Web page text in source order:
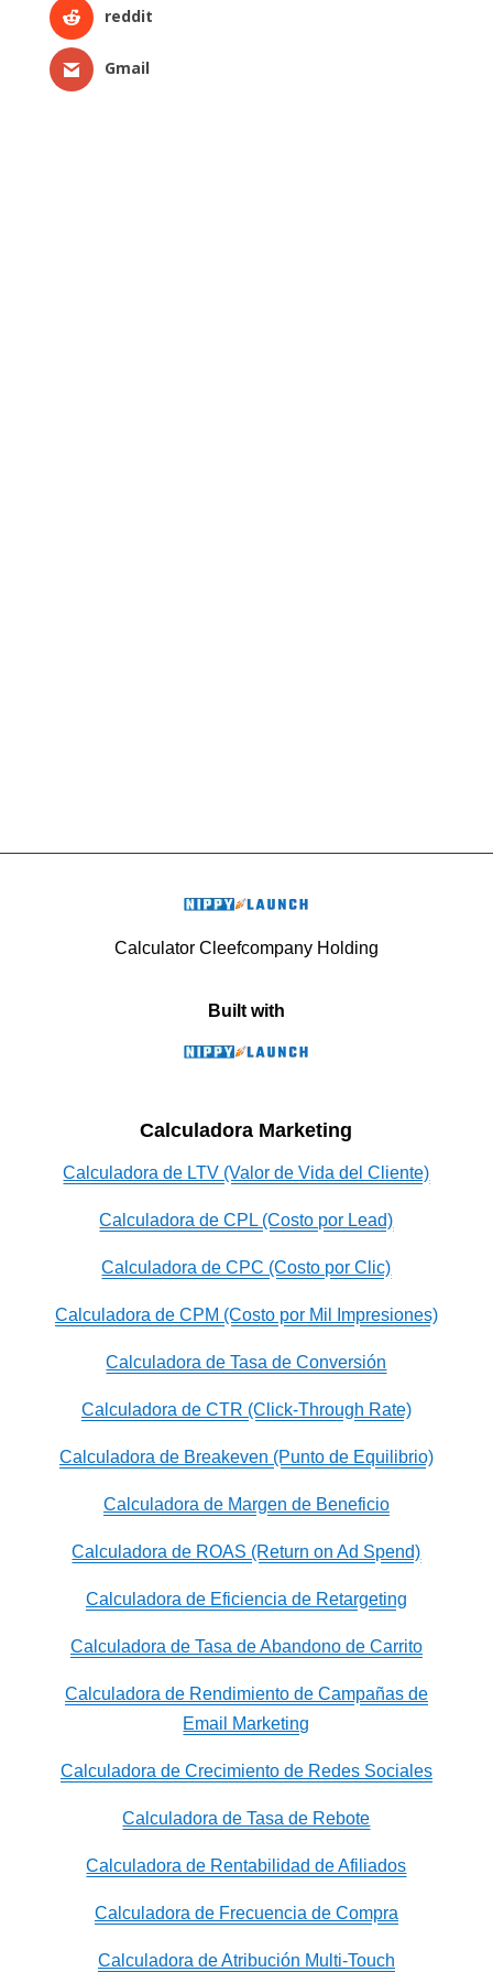
reddit
Gmail
Calculator Cleefcompany Holding
Built with
Calculadora Marketing
Calculadora de LTV (Valor de Vida del Cliente)
Calculadora de CPL (Costo por Lead)
Calculadora de CPC (Costo por Clic)
Calculadora de CPM (Costo por Mil Impresiones)
Calculadora de Tasa de Conversión
Calculadora de CTR (Click-Through Rate)
Calculadora de Breakeven (Punto de Equilibrio)
Calculadora de Margen de Beneficio
Calculadora de ROAS (Return on Ad Spend)
Calculadora de Eficiencia de Retargeting
Calculadora de Tasa de Abandono de Carrito
Calculadora de Rendimiento de Campañas de
Email Marketing
Calculadora de Crecimiento de Redes Sociales
Calculadora de Tasa de Rebote
Calculadora de Rentabilidad de Afiliados
Calculadora de Frecuencia de Compra
Calculadora de Atribución Multi-Touch